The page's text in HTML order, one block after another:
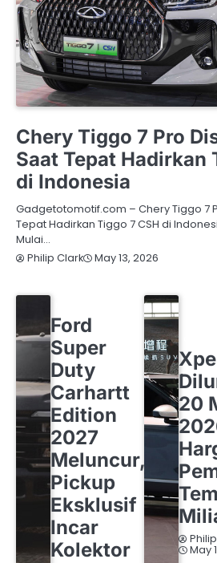
Chery Tiggo 7 Pro
Saat Tepat Hadirkan
di Indonesia
Gadgetotomotif.com – Chery Tiggo 7
Tepat Hadirkan Tiggo 7 CSH di
Mulai…
Philip Clark
May 13, 2026
Ford
Super
Duty
Carhartt
Edition
2027
Meluncur,
Pickup
Eksklusif
Incar
Kolektor
20
May